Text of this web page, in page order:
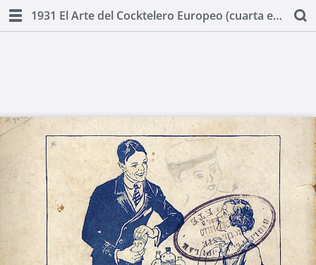
1931 El Arte del Cocktelero Europeo (cuarta edicion) by Ignacio Domenech